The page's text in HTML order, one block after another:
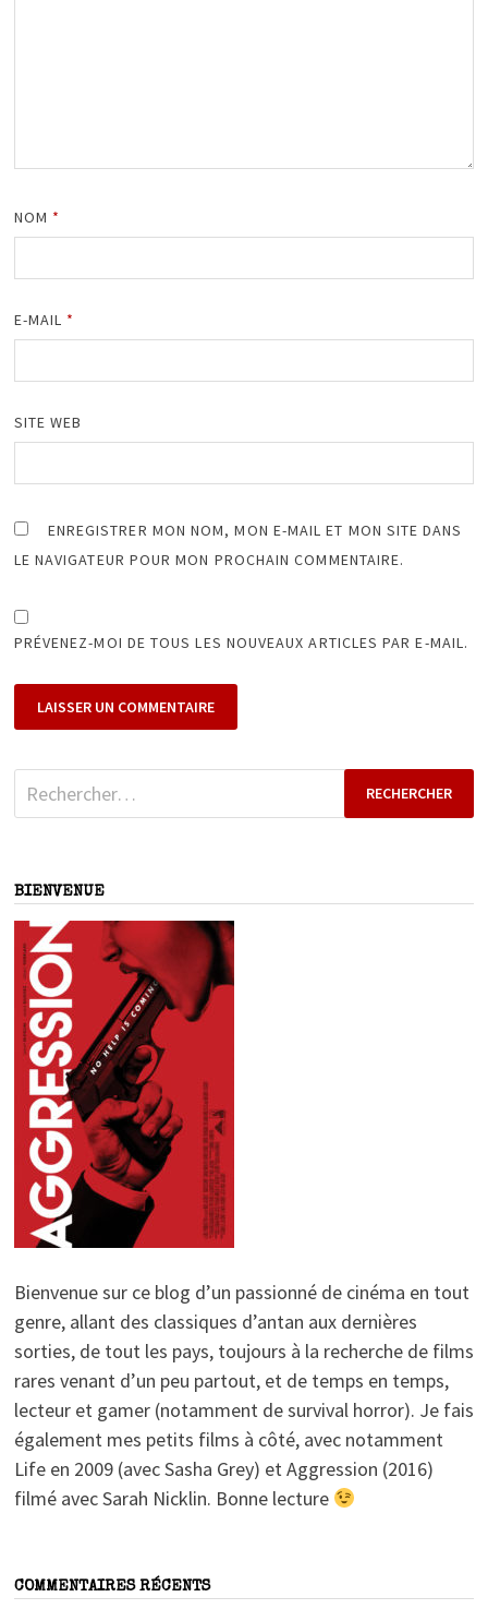
NOM *
E-MAIL *
SITE WEB
ENREGISTRER MON NOM, MON E-MAIL ET MON SITE DANS
LE NAVIGATEUR POUR MON PROCHAIN COMMENTAIRE.
PRÉVENEZ-MOI DE TOUS LES NOUVEAUX ARTICLES PAR E-MAIL.
Rechercher :
BIENVENUE
Bienvenue sur ce blog d’un passionné de cinéma en tout
genre, allant des classiques d’antan aux dernières
sorties, de tout les pays, toujours à la recherche de films
rares venant d’un peu partout, et de temps en temps,
lecteur et gamer (notamment de survival horror). Je fais
également mes petits films à côté, avec notamment
Life en 2009 (avec Sasha Grey) et Aggression (2016)
filmé avec Sarah Nicklin. Bonne lecture
COMMENTAIRES RÉCENTS